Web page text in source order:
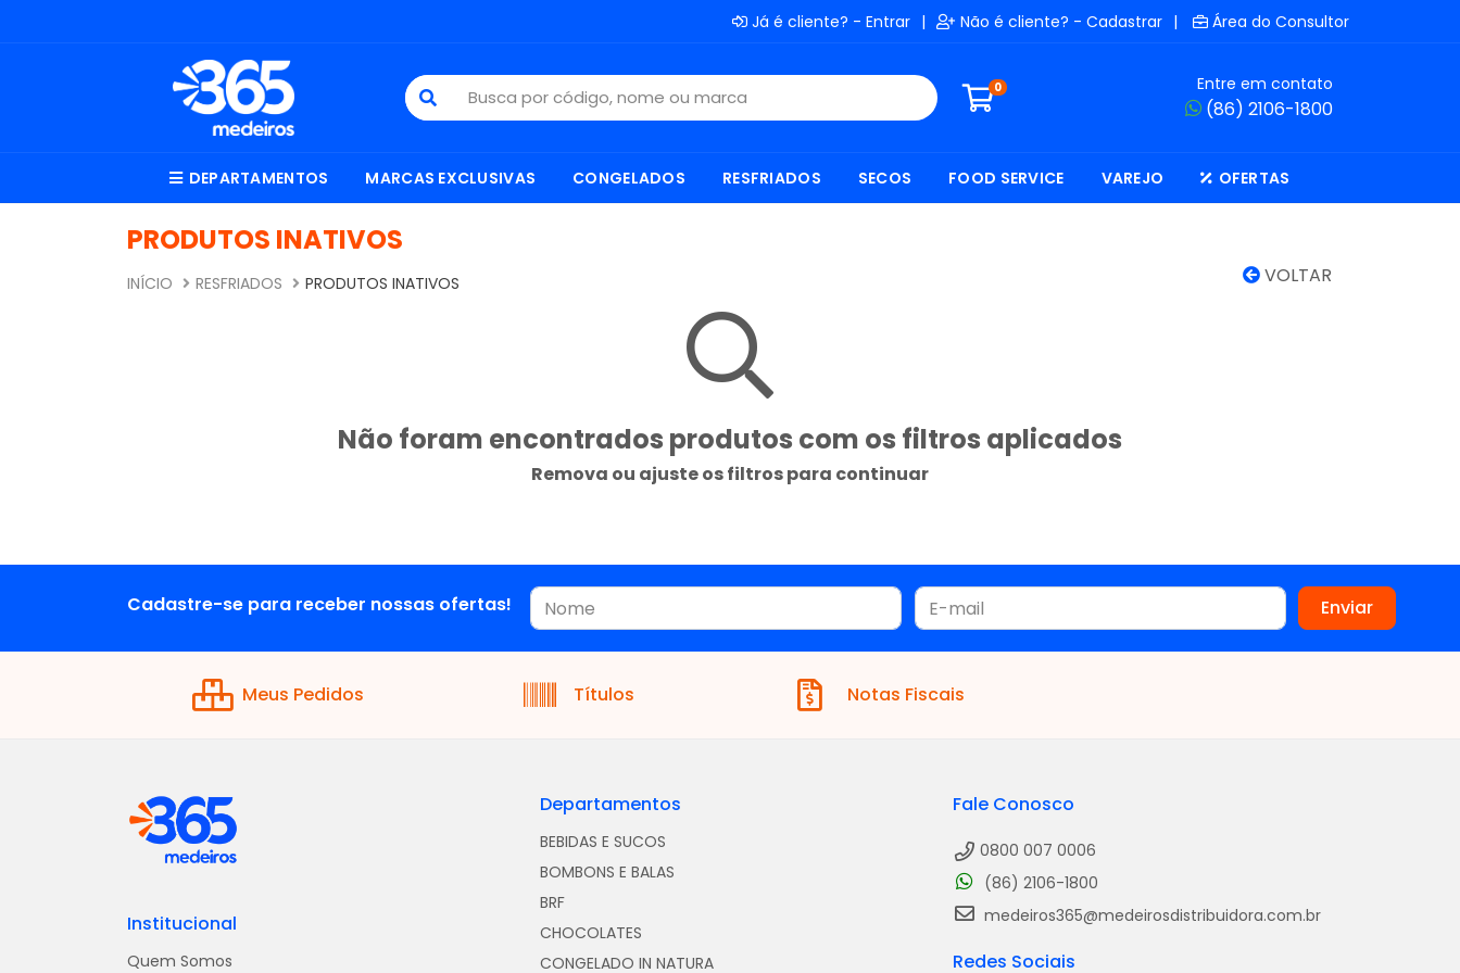
Já é cliente? - Entrar | Não é cliente? - Cadastrar | Área do Consultor
0 Entre em contato
(86) 2106-1800
DEPARTAMENTOS MARCAS EXCLUSIVAS CONGELADOS RESFRIADOS SECOS FOOD SERVICE VAREJO OFERTAS
PRODUTOS INATIVOS
VOLTAR
INÍCIO RESFRIADOS PRODUTOS INATIVOS
Não foram encontrados produtos com os filtros aplicados
Remova ou ajuste os filtros para continuar
Cadastre-se para receber nossas ofertas!
Meus Pedidos Títulos Notas Fiscais
Institucional
Quem Somos
Departamentos
BEBIDAS E SUCOS
BOMBONS E BALAS
BRF
CHOCOLATES
CONGELADO IN NATURA
Fale Conosco
0800 007 0006
(86) 2106-1800
medeiros365@medeirosdistribuidora.com.br
Redes Sociais